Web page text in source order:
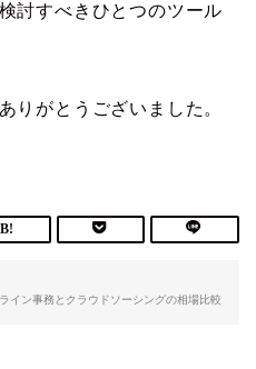
討すべきひとつのツール
りがとうございました。
イン事務とクラウドソーシングの相場比較